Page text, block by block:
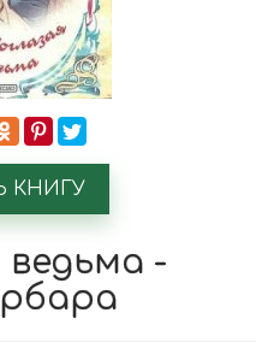
КНИГУ
ведьма -